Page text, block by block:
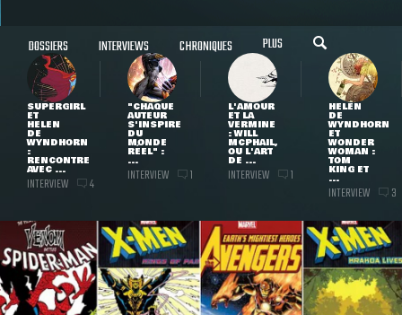
DOSSIERS INTERVIEWS CHRONIQUES PLUS
SUPERGIRL
ET
HELEN
DE
WYNDHORN
:
RENCONTRE
AVEC ...
INTERVIEW 4
"CHAQUE
AUTEUR
S'INSPIRE
DU
MONDE
RÉEL" :
...
INTERVIEW 1
L'AMOUR
ET LA
VERMINE
: WILL
MCPHAIL,
OU L'ART
DE ...
INTERVIEW 1
HELEN
DE
WYNDHORN
ET
WONDER
WOMAN :
TOM
KING ET
...
INTERVIEW 3